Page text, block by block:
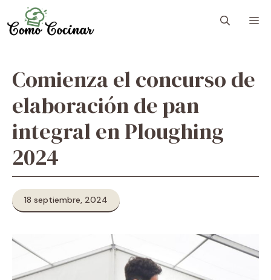
to
content
Comienza el concurso de
elaboración de pan
integral en Ploughing
2024
18 septiembre, 2024